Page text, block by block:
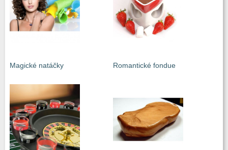
Magické natáčky Romantické fondue